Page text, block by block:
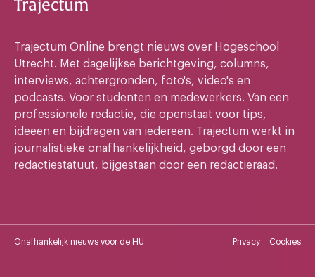
Trajectum
Trajectum Online brengt nieuws over Hogeschool
Utrecht. Met dagelijkse berichtgeving, columns,
interviews, achtergronden, foto's, video's en
podcasts. Voor studenten en medewerkers. Van een
professionele redactie, die openstaat voor tips,
ideeen en bijdragen van iedereen. Trajectum werkt in
journalistieke onafhankelijkheid, geborgd door een
redactiestatuut, bijgestaan door een redactieraad.
Onafhankelijk nieuws voor de HU Privacy Cookies